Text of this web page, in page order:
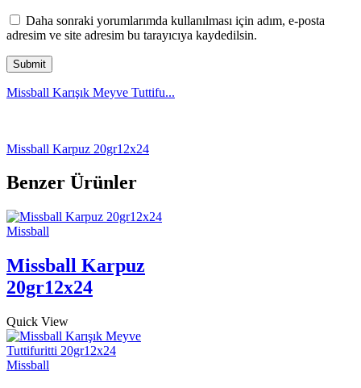
Daha sonraki yorumlarımda kullanılması için adım, e-posta
adresim ve site adresim bu tarayıcıya kaydedilsin.
Missball Karışık Meyve Tuttifu...
Missball Karpuz 20gr12x24
Benzer Ürünler
Missball
Missball Karpuz
20gr12x24
Quick View
Missball